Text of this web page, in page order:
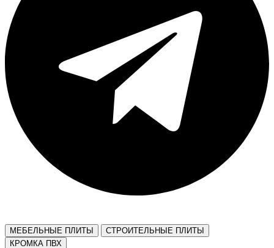
МЕБЕЛЬНЫЕ ПЛИТЫ
СТРОИТЕЛЬНЫЕ ПЛИТЫ
КРОМКА ПВХ